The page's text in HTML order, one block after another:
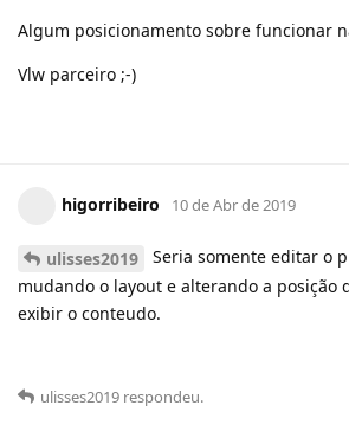
Algum posicionamento sobre funcionar
Vlw parceiro ;-)
higorribeiro 10 de Abr de 2019
ulisses2019
Seria somente editar o
mudando o layout e alterando a posição
exibir o conteudo.
ulisses2019 respondeu.